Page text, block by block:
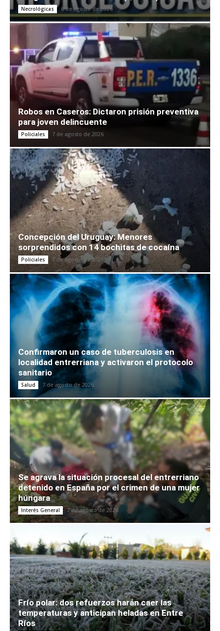
Necrológicas 6 de agosto de 2026
Robos en Caseros: Dictaron prisión preventiva
para joven delincuente
Policiales 7 de agosto de 2026
Concepción del Uruguay: Menores
sorprendidos con 14 bochitas de cocaína
Policiales 7 de agosto de 2026
Confirmaron un caso de tuberculosis en
localidad entrerriana y activaron el protocolo
sanitario
Salud 7 de agosto de 2026
Se agrava la situación procesal del entrerriano
detenido en España por el crimen de una mujer
húngara
Interés General 7 de agosto de 2026
Frío polar: dos refuerzos harán caer las
temperaturas y anticipan heladas en Entre
Ríos